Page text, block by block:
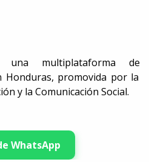
multiplataforma de
Honduras, promovida por la
y la Comunicación Social.
WhatsApp